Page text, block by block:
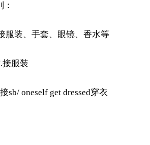
装、手套、眼镜、香水等
服装
oneself get dressed穿衣